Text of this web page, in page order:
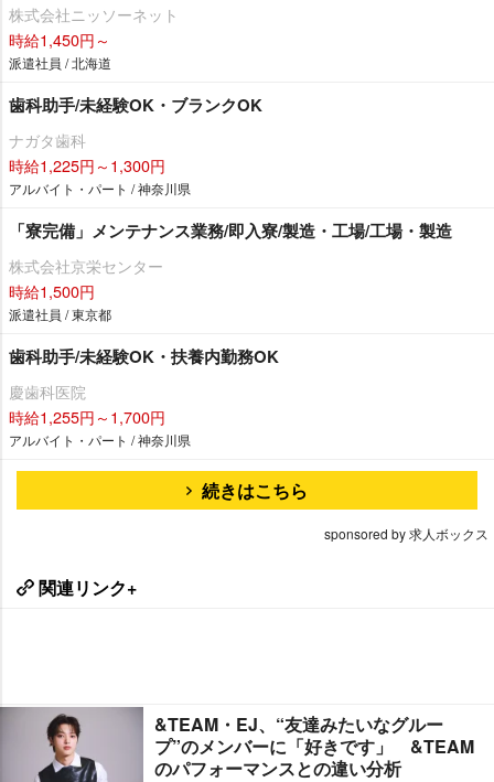
株式会社ニッソーネット
時給1,450円～
派遣社員 / 北海道
歯科助手/未経験OK・ブランクOK
ナガタ歯科
時給1,225円～1,300円
アルバイト・パート / 神奈川県
「寮完備」メンテナンス業務/即入寮/製造・工場/工場・製造
株式会社京栄センター
時給1,500円
派遣社員 / 東京都
歯科助手/未経験OK・扶養内勤務OK
慶歯科医院
時給1,255円～1,700円
アルバイト・パート / 神奈川県
続きはこちら
sponsored by 求人ボックス
関連リンク+
&TEAM・EJ、“友達みたいなグルー
プ”のメンバーに「好きです」 &TEAM
のパフォーマンスとの違い分析